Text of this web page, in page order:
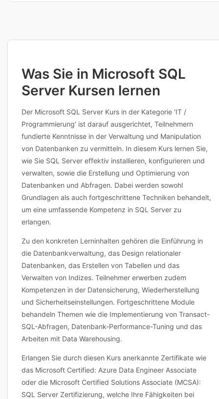
bieten maximale Flexibilität, während Präsenzkurse direkten
auch flexible Terminplanung an. Bei Fragen zu Inhalten,
Was Sie in Microsoft SQL
Server Kursen lernen
Der Microsoft SQL Server Kurs in der Kategorie 'IT /
Programmierung' ist darauf ausgerichtet, Teilnehmern
fundierte Kenntnisse in der Verwaltung und Manipulation
von Datenbanken zu vermitteln. In diesem Kurs lernen Sie,
wie Sie SQL Server effektiv installieren, konfigurieren und
verwalten, sowie die Erstellung und Optimierung von
Datenbanken und Abfragen. Dabei werden sowohl
Grundlagen als auch fortgeschrittene Techniken behandelt,
um eine umfassende Kompetenz in SQL Server zu
erlangen.
Zu den konkreten Lerninhalten gehören die Einführung in
die Datenbankverwaltung, das Design relationaler
Datenbanken, das Erstellen von Tabellen und das
Verwalten von Indizes. Teilnehmer erwerben zudem
Kompetenzen in der Datensicherung, Wiederherstellung
und Sicherheitseinstellungen. Fortgeschrittene Module
behandeln Themen wie die Implementierung von Transact-
SQL-Abfragen, Datenbank-Performance-Tuning und das
Arbeiten mit Data Warehousing.
Erlangen Sie durch diesen Kurs anerkannte Zertifikate wie
das Microsoft Certified: Azure Data Engineer Associate
oder die Microsoft Certified Solutions Associate (MCSA):
SQL Server Zertifizierung, welche Ihre Fähigkeiten bei